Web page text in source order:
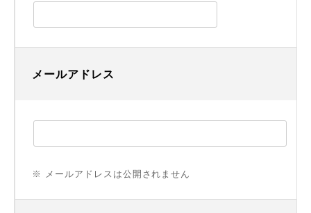
メールアドレス
※ メールアドレスは公開されません